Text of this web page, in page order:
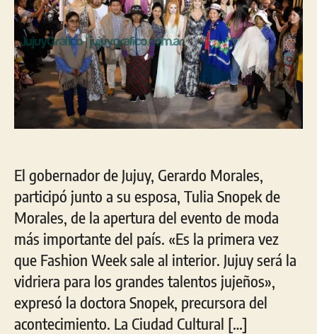
El gobernador de Jujuy, Gerardo Morales,
participó junto a su esposa, Tulia Snopek de
Morales, de la apertura del evento de moda
más importante del país. «Es la primera vez
que Fashion Week sale al interior. Jujuy será la
vidriera para los grandes talentos jujeños»,
expresó la doctora Snopek, precursora del
acontecimiento. La Ciudad Cultural […]